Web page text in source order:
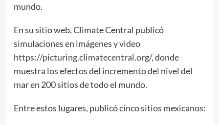
mundo.
En su sitio web, Climate Central publicó
simulaciones en imágenes y video
https://picturing.climatecentral.org/, donde
muestra los efectos del incremento del nivel del
mar en 200 sitios de todo el mundo.
Entre estos lugares, publicó cinco sitios mexicanos: